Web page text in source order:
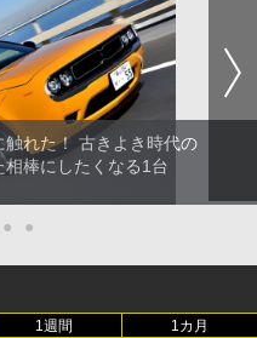
れた！ 古きよき時代の
棒にしたくなる1台
● ●
1週間 1カ月